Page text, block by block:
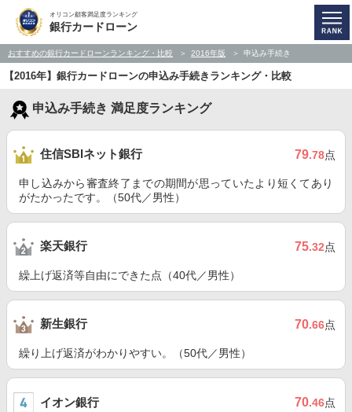
オリコン顧客満足度ランキング
銀行カードローン
おすすめの銀行カードローンランキング・比較 2016年版 申込み手続き
【2016年】銀行カードローンの申込み手続きランキング・比較
申込み手続き 満足度ランキング
住信SBIネット銀行 79.78点
申し込みから審査終了までの期間が思っていたより短くてあり
がたかったです。（50代／男性）
楽天銀行 75.32点
繰上げ返済等自由にできた点（40代／男性）
新生銀行 70.66点
繰り上げ返済がわかりやすい。（50代／男性）
イオン銀行 70.46点